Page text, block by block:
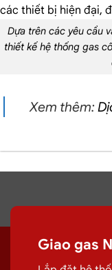
Dựa trên các yêu cầu
thiết kế hệ thống gas
Xem thêm:
Giao gas